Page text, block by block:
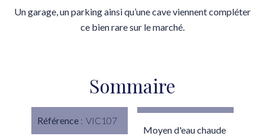
Un garage, un parking ainsi qu’une cave viennent compléter
ce bien rare sur le marché.
Sommaire
Référence VIC107
Moyen d'eau chaude